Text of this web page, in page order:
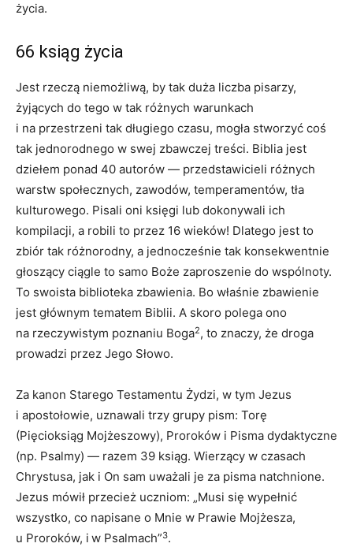
życia.
66 ksiąg życia
Jest rzeczą niemożliwą, by tak duża liczba pisarzy,
żyjących do tego w tak różnych warunkach
i na przestrzeni tak długiego czasu, mogła stworzyć coś
tak jednorodnego w swej zbawczej treści. Biblia jest
dziełem ponad 40 autorów — przedstawicieli różnych
warstw społecznych, zawodów, temperamentów, tła
kulturowego. Pisali oni księgi lub dokonywali ich
kompilacji, a robili to przez 16 wieków! Dlatego jest to
zbiór tak różnorodny, a jednocześnie tak konsekwentnie
głoszący ciągle to samo Boże zaproszenie do wspólnoty.
To swoista biblioteka zbawienia. Bo właśnie zbawienie
jest głównym tematem Biblii. A skoro polega ono
na rzeczywistym poznaniu Boga2, to znaczy, że droga
prowadzi przez Jego Słowo.
Za kanon Starego Testamentu Żydzi, w tym Jezus
i apostołowie, uznawali trzy grupy pism: Torę
(Pięcioksiąg Mojżeszowy), Proroków i Pisma dydaktyczne
(np. Psalmy) — razem 39 ksiąg. Wierzący w czasach
Chrystusa, jak i On sam uważali je za pisma natchnione.
Jezus mówił przecież uczniom: „Musi się wypełnić
wszystko, co napisane o Mnie w Prawie Mojżesza,
u Proroków, i w Psalmach”3.